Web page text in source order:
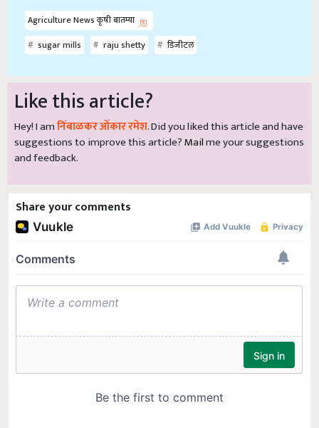
Agriculture News कृषी बातम्या
sugar mills
raju shetty डिजीटल
Like this article?
Hey! I amनिंबाळकर ओंकार रमेश. Did you liked this article and have
suggestions to improve this article?Mailme your suggestions
and feedback.
Share your comments